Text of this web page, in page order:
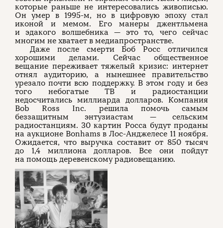
которые раньше не интересовались живописью.
Он умер в 1995-м, но в цифровую эпоху стал
иконой и мемом. Его манеры джентльмена
и эдакого волшебника — это то, чего сейчас
многим не хватает в медиапространстве.
Даже после смерти Боб Росс отличился
хорошими делами. Сейчас общественное
вещание переживает тяжелый кризис: интернет
отнял аудиторию, а нынешнее правительство
урезало почти всю поддержку. В этом году и без
того небогатые ТВ и радиостанции
недосчитались миллиарда долларов. Компания
Bob Ross Inc. решила помочь самым
беззащитным энтузиастам — сельским
радиостанциям. 30 картин Росса будут проданы
на аукционе Bonhams в Лос-Анджелесе 11 ноября.
Ожидается, что выручка составит от 850 тысяч
до 1,4 миллиона долларов. Все они пойдут
на помощь деревенскому радиовещанию.